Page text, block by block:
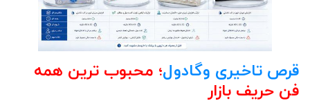
قرص تاخیری وگادول؛ محبوب ترین همه
فن حریف بازار